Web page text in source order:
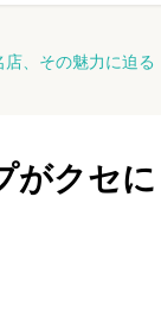
、その魅力に迫る
がクセに